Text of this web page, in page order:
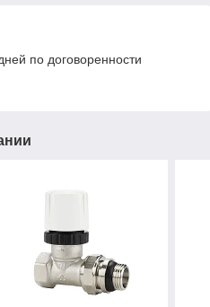
по договоренности